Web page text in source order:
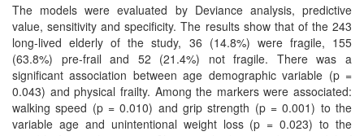
The models were evaluated by Deviance analysis, predictive
value, sensitivity and specificity. The results show that of the 243
long-lived elderly of the study, 36 (14.8%) were fragile, 155
(63.8%) pre-frail and 52 (21.4%) not fragile. There was a
significant association between age demographic variable (p =
0.043) and physical frailty. Among the markers were associated:
walking speed (p = 0.010) and grip strength (p = 0.001) to the
variable age and unintentional weight loss (p = 0.023) to the